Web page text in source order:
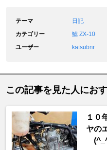
テーマ
日記
カテゴリー
鯱 ZX-10
ユーザー
katsubnr
この記事を見た人にお
１０
ヤの